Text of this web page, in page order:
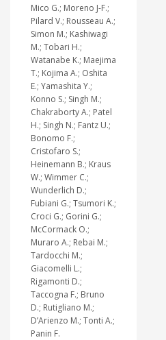
Mico G.; Moreno J-F.;
Pilard V.; Rousseau A.;
Simon M.; Kashiwagi
M.; Tobari H.;
Watanabe K.; Maejima
T.; Kojima A.; Oshita
E.; Yamashita Y.;
Konno S.; Singh M.;
Chakraborty A.; Patel
H.; Singh N.; Fantz U.;
Bonomo F.;
Cristofaro S.;
Heinemann B.; Kraus
W.; Wimmer C.;
Wunderlich D.;
Fubiani G.; Tsumori K.;
Croci G.; Gorini G.;
McCormack O.;
Muraro A.; Rebai M.;
Tardocchi M.;
Giacomelli L.;
Rigamonti D.;
Taccogna F.; Bruno
D.; Rutigliano M.;
D’Arienzo M.; Tonti A.;
Panin F.